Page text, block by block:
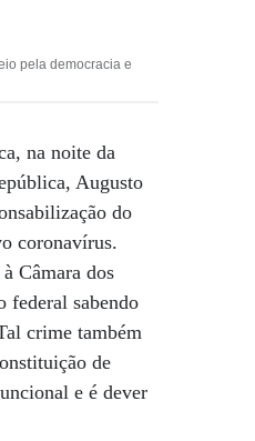
pela democracia e
na noite da
Augusto
do
coronavírus.
Câmara dos
federal sabendo
crime também
de
e é dever